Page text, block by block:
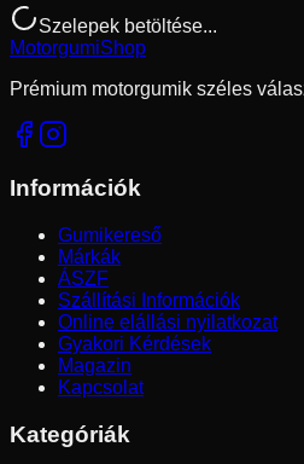
Szelepek betöltése...
MotorgumiShop
Prémium motorgumik széles
Információk
Gumikereső
Márkák
ÁSZF
Szállítási Információk
Online elállási nyilatkozat
Gyakori Kérdések
Magazin
Kapcsolat
Kategóriák